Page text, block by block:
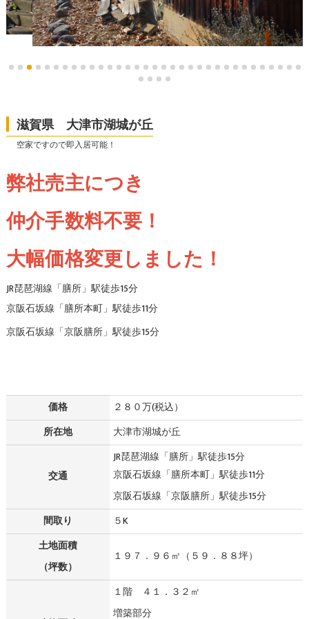
滋賀県 大津市湖城が丘
空家ですので即入居可能！
弊社売主につき
仲介手数料不要！
大幅価格変更しました！
JR琵琶湖線「膳所」駅徒歩15分
京阪石坂線「膳所本町」駅徒歩11分
京阪石坂線「京阪膳所」駅徒歩15分
価格
２８０万(税込）
所在地
大津市湖城が丘
交通
JR琵琶湖線「膳所」駅徒歩15分
京阪石坂線「膳所本町」駅徒歩11分
京阪石坂線「京阪膳所」駅徒歩15分
間取り
５K
土地面積
（坪数）
１９７．９６㎡（５９．８８坪）
１階 ４１．３２㎡
増築部分